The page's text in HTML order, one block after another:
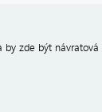
zde být